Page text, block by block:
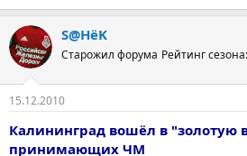
S@HёK
Старожил форума Рейтинг
15.12.2010
Калининград вошёл в "золотую
принимающих ЧМ